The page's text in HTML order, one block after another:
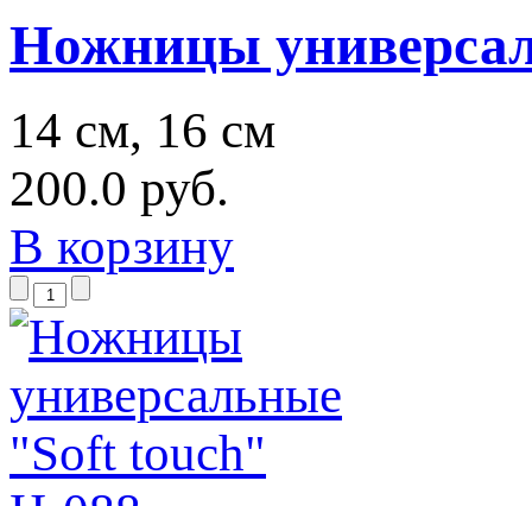
Ножницы
14 см, 16 см
200.0 руб.
В корзину